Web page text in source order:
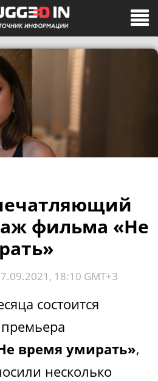
фильма «Не
18:10 GMT+3
состоится
время умирать»,
несколько